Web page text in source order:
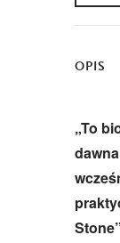
OPIS
„To